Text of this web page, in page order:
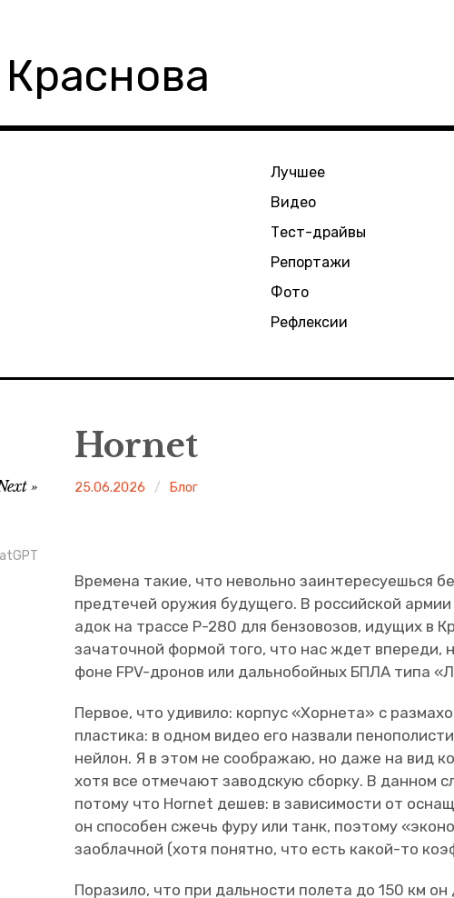
Лучшее
Видео
Тест-драйвы
Репортажи
Фото
Рефлексии
Hornet
Артем
25.06.2026 Блог
Времена такие, что невольно заинтересуешься
предтечей оружия будущего. В российской
адок на трассе Р-280 для бензовозов, идущих в
зачаточной формой того, что нас ждет впереди,
фоне FPV-дронов или дальнобойных БПЛА типа
Первое, что удивило: корпус «Хорнета» с
пластика: в одном видео его назвали
нейлон. Я в этом не соображаю, но даже на вид
хотя все отмечают заводскую сборку. В данном
потому что Hornet дешев: в зависимости от
он способен сжечь фуру или танк, поэтому
заоблачной (хотя понятно, что есть какой-то
Поразило, что при дальности полета до 150 км